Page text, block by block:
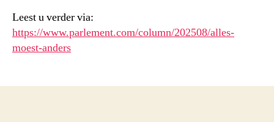
Leest u verder via:
https://www.parlement.com/column/202508/alles-
moest-anders